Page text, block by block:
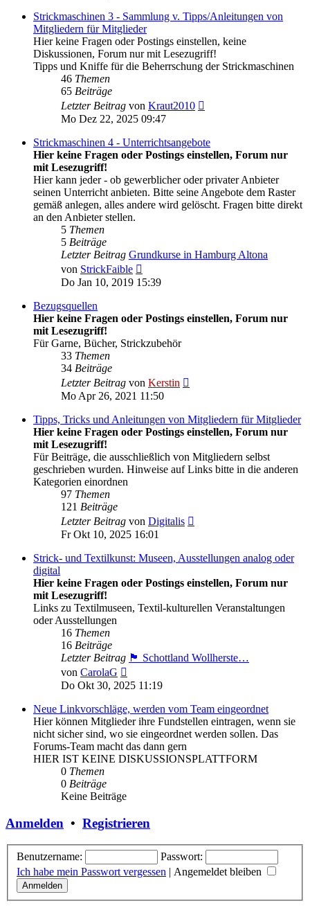
Strickmaschinen 3 - Sammlung v. Tipps/Anleitungen von
Mitgliedern für Mitglieder
Hier keine Fragen oder Postings einstellen, keine
Diskussionen, Forum nur mit Lesezugriff!
Tipps und Kniffe für die Beherrschung der Strickmaschinen
46 Themen
65 Beiträge
Letzter Beitrag von Kraut2010
Mo Dez 22, 2025 09:47
Strickmaschinen 4 - Unterrichtsangebote
Hier keine Fragen oder Postings einstellen, Forum nur
mit Lesezugriff!
Hier kann jeder - ob gewerblicher oder privater Anbieter
seinen Unterricht anbieten. Bitte seine Angebote dem Raster
gemäß anlegen, alles andere wird gelöscht. Fragen bitte direkt
an den Anbieter stellen.
5 Themen
5 Beiträge
Letzter Beitrag Grundkurse in Hamburg Altona
von StrickFaible
Beitrag
Do Jan 10, 2019 15:39
Bezugsquellen
Hier keine Fragen oder Postings einstellen, Forum nur
mit Lesezugriff!
Für Garne, Bücher, Strickzubehör
33 Themen
34 Beiträge
Letzter Beitrag von Kerstin
Mo Apr 26, 2021 11:50
Tipps, Tricks und Anleitungen von Mitgliedern für Mitglieder
Hier keine Fragen oder Postings einstellen, Forum nur
mit Lesezugriff!
Für Beiträge, die ausschließlich von Mitgliedern selbst
geschrieben wurden. Hinweise auf Links bitte in die anderen
Kategorien einordnen
97 Themen
121 Beiträge
Letzter Beitrag von Digitalis
Fr Okt 10, 2025 16:01
Strick- und Textilkunst: Museen, Ausstellungen analog oder
digital
Hier keine Fragen oder Postings einstellen, Forum nur
mit Lesezugriff!
Links zu Textilmuseen, Textil-kulturellen Veranstaltungen
oder Ausstellungen
16 Themen
16 Beiträge
Letzter Beitrag 🏴󠁧󠁢󠁳󠁣󠁴󠁿 Schottland Wollherste…
von CarolaG
Beitrag
Do Okt 30, 2025 11:19
Neue Linkvorschläge, werden vom Team eingeordnet
Hier können Mitglieder ihre Fundstellen eintragen, wenn sie
nicht sicher sind, wo sie eingeordnet werden sollen. Das
Forums-Team macht das dann gern
HIER IST KEINE DISKUSSIONSPLATTFORM
0 Themen
0 Beiträge
Keine Beiträge
Anmelden • Registrieren
Benutzername:
Passwort:
Ich habe mein Passwort vergessen | Angemeldet bleiben